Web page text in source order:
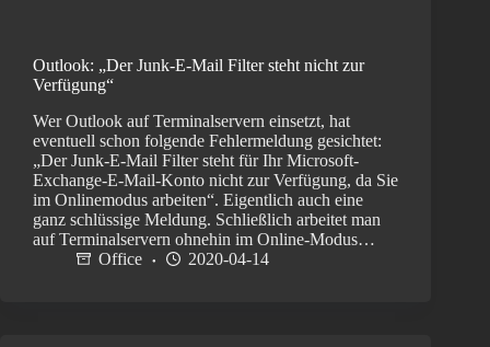
Outlook: „Der Junk-E-Mail Filter steht nicht zur
Verfügung“
Wer Outlook auf Terminalservern einsetzt, hat
eventuell schon folgende Fehlermeldung gesichtet:
„Der Junk-E-Mail Filter steht für Ihr Microsoft-
Exchange-E-Mail-Konto nicht zur Verfügung, da Sie
im Onlinemodus arbeiten“. Eigentlich auch eine
ganz schlüssige Meldung. Schließlich arbeitet man
auf Terminalservern ohnehin im Online-Modus…
Office
2020-04-14